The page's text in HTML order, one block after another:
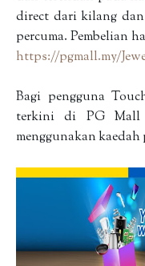
direct dari kilang
percuma. Pembelian
https://pgmall.my/
Bagi pengguna
terkini di PG Mall
menggunakan kaedah